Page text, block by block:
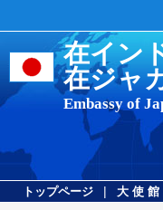
在イン
在ジャ
Embassy of
トップページ | 大 使 館